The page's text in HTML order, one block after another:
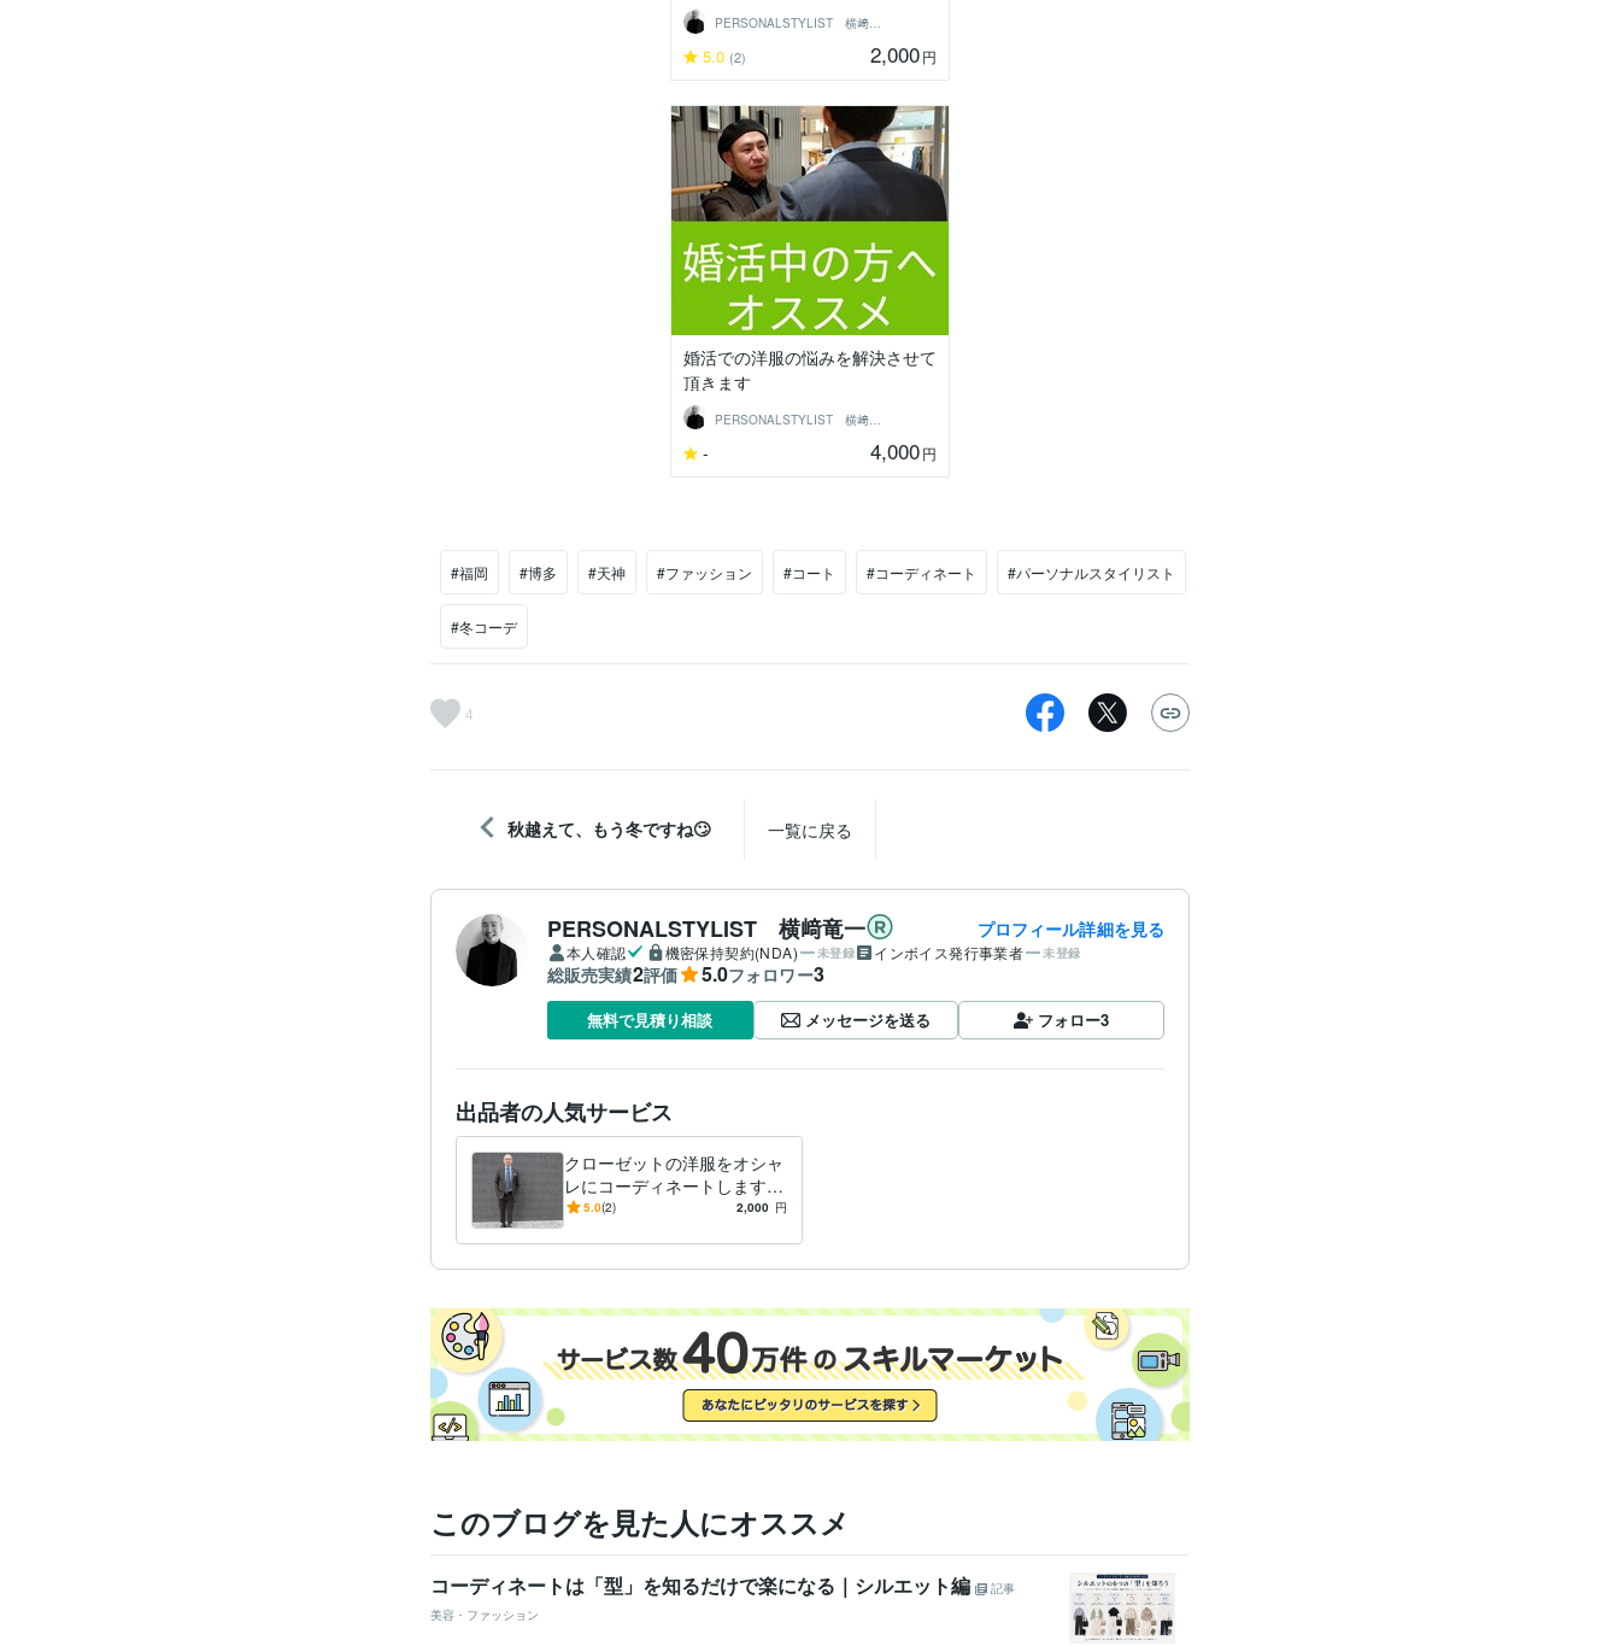
PERSONALSTYLIST 横﨑竜一
5.0 (2) 2,000円
婚活での洋服の悩みを解決させて
頂きます
- 4,000円
#福岡 #博多 #天神 #ファッション #コート #コーディネート #パーソナルスタイリスト
#冬コーデ
4
秋越えて、もう冬ですね🙄 一覧に戻る
PERSONALSTYLIST 横﨑竜一 プロフィール詳細を見る
本人確認 機密保持契約(NDA) 未登録 インボイス発行事業者 未登録
総販売実績2評価 5.0フォロワー3
無料で見積り相談 メッセージを送る フォロー3
出品者の人気サービス
クローゼットの洋服をオシャ
レにコーディネートします
あなたの洋服の悩み(コー
5.0(2) 2,000 円
このブログを見た人にオススメ
コーディネートは「型」を知るだけで楽になる｜シルエット編
記事
美容・ファッション